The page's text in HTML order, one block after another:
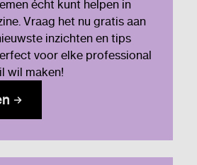
écht kunt helpen in
Vraag het nu gratis aan
inzichten en tips
voor elke professional
wil maken!